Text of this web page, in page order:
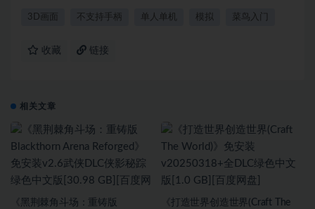
3D画面 不支持手柄 单人单机 模拟 菜鸟入门
收藏 链接
相关文章
《黑荆棘角斗场：重铸版
《打造世界创造世界(Craft The